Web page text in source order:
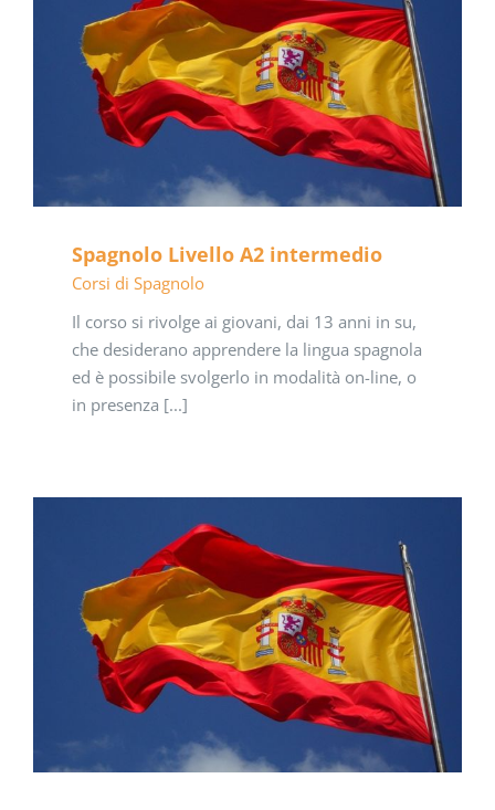
Spagnolo Livello A2 intermedio
Corsi di Spagnolo
Il corso si rivolge ai giovani, dai 13 anni in su,
che desiderano apprendere la lingua spagnola
ed è possibile svolgerlo in modalità on-line, o
in presenza [...]